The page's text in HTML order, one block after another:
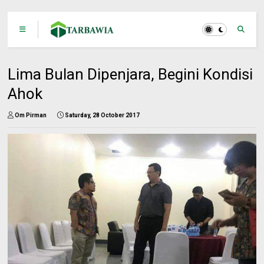
Lima Bulan Dipenjara, Begini Kondisi
Ahok
Om Pirman Saturday, 28 October 2017